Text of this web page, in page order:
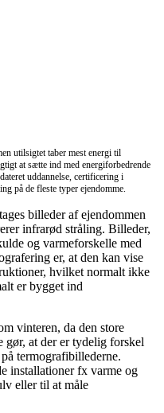
utilsigtet taber mest energi til
at sætte ind med energiforbedrende
uddannelse, certificering i
på de fleste typer ejendomme.
billeder af ejendommen
infrarød stråling. Billeder,
og varmeforskelle med
er, at den kan vise
hvilket normalt ikke
er bygget ind
vinteren, da den store
gør, at der er tydelig forskel
termografibillederne.
installationer fx varme og
eller til at måle